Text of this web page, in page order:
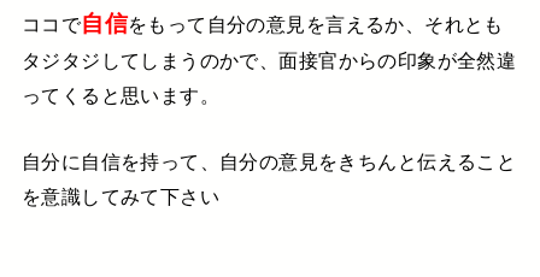
ココで自信をもって自分の意見を言えるか、それとも
タジタジしてしまうのかで、面接官からの印象が全然違
ってくると思います。
自分に自信を持って、自分の意見をきちんと伝えること
を意識してみて下さい